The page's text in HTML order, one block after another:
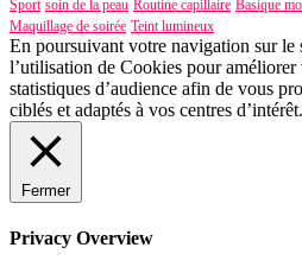
Sport soin de la peau Routine capillaire Basique
Maquillage de soirée Teint lumineux
En poursuivant votre navigation sur le
l’utilisation de Cookies pour améliorer
statistiques d’audience afin de vous
ciblés et adaptés à vos centres d’intérêt.
Fermer
Privacy Overview